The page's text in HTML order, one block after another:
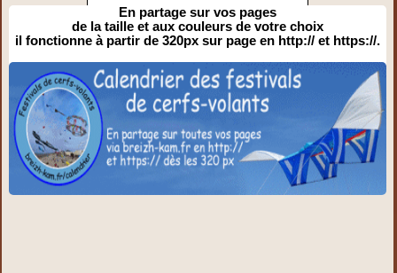
En partage sur vos pages
de la taille et aux couleurs de votre choix
il fonctionne à partir de 320px sur page en http:// et https://.